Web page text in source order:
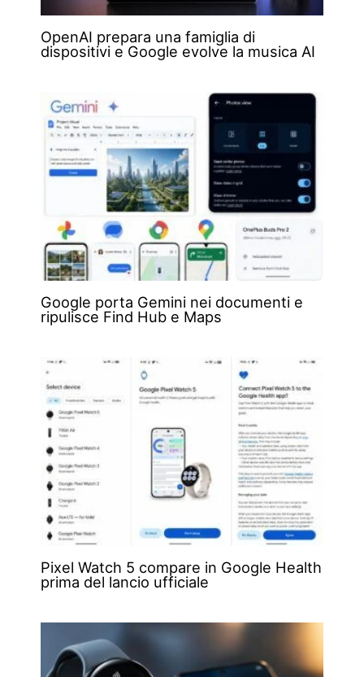
OpenAI prepara una famiglia di
dispositivi e Google evolve la musica AI
Google porta Gemini nei documenti e
ripulisce Find Hub e Maps
Pixel Watch 5 compare in Google Health
prima del lancio ufficiale